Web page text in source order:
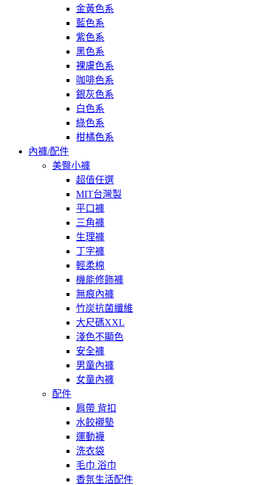
金黃色系
藍色系
紫色系
黑色系
裸膚色系
咖啡色系
銀灰色系
白色系
綠色系
柑橘色系
內褲/配件
美臀小褲
超值任選
MIT台灣製
平口褲
三角褲
生理褲
丁字褲
輕柔棉
機能修飾褲
無痕內褲
竹炭抗菌纖維
大尺碼XXL
淺色不顯色
安全褲
男童內褲
女童內褲
配件
肩帶 背扣
水餃襯墊
運動襪
洗衣袋
毛巾 浴巾
香氛生活配件